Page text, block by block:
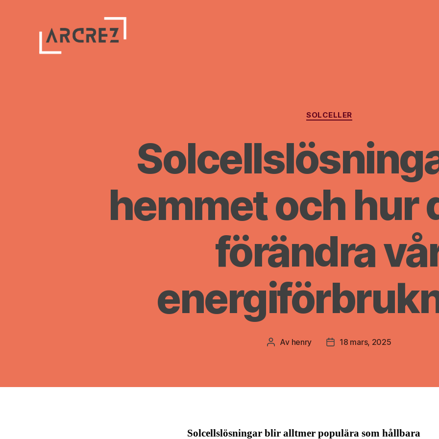
Kategorier
SOLCELLER
hemmet och hur
förändra
Inläggsförfattare
Av henry Inläggsdatum
18 mars, 2025
Solcellslösningar blir alltmer populära som hållbara